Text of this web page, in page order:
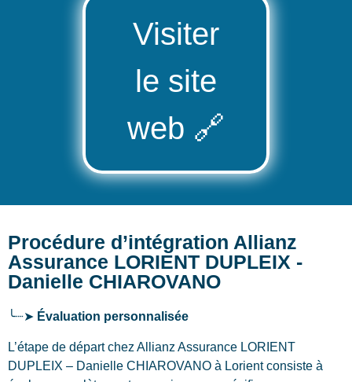
Visiter
le site
web 🔗
Procédure d’intégration Allianz
Assurance LORIENT DUPLEIX -
Danielle CHIAROVANO
╰┈➤ Évaluation personnalisée
L’étape de départ chez Allianz Assurance LORIENT
DUPLEIX – Danielle CHIAROVANO à Lorientconsiste à